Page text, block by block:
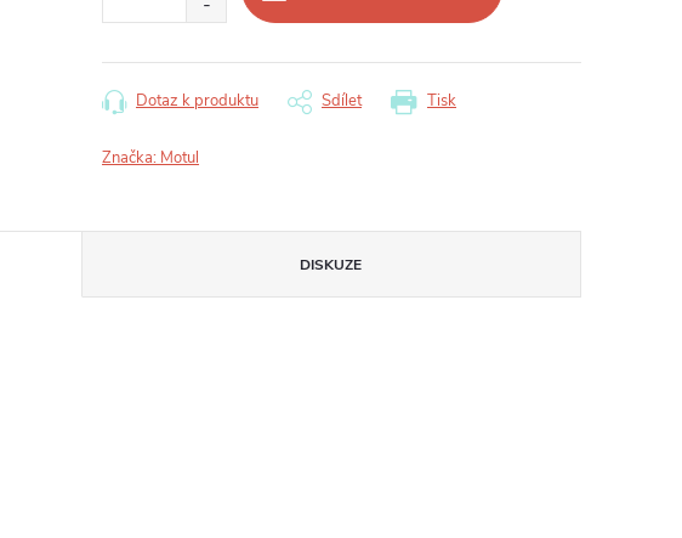
Tisk
Dotaz k produktu Sdílet
Značka: Motul
DISKUZE